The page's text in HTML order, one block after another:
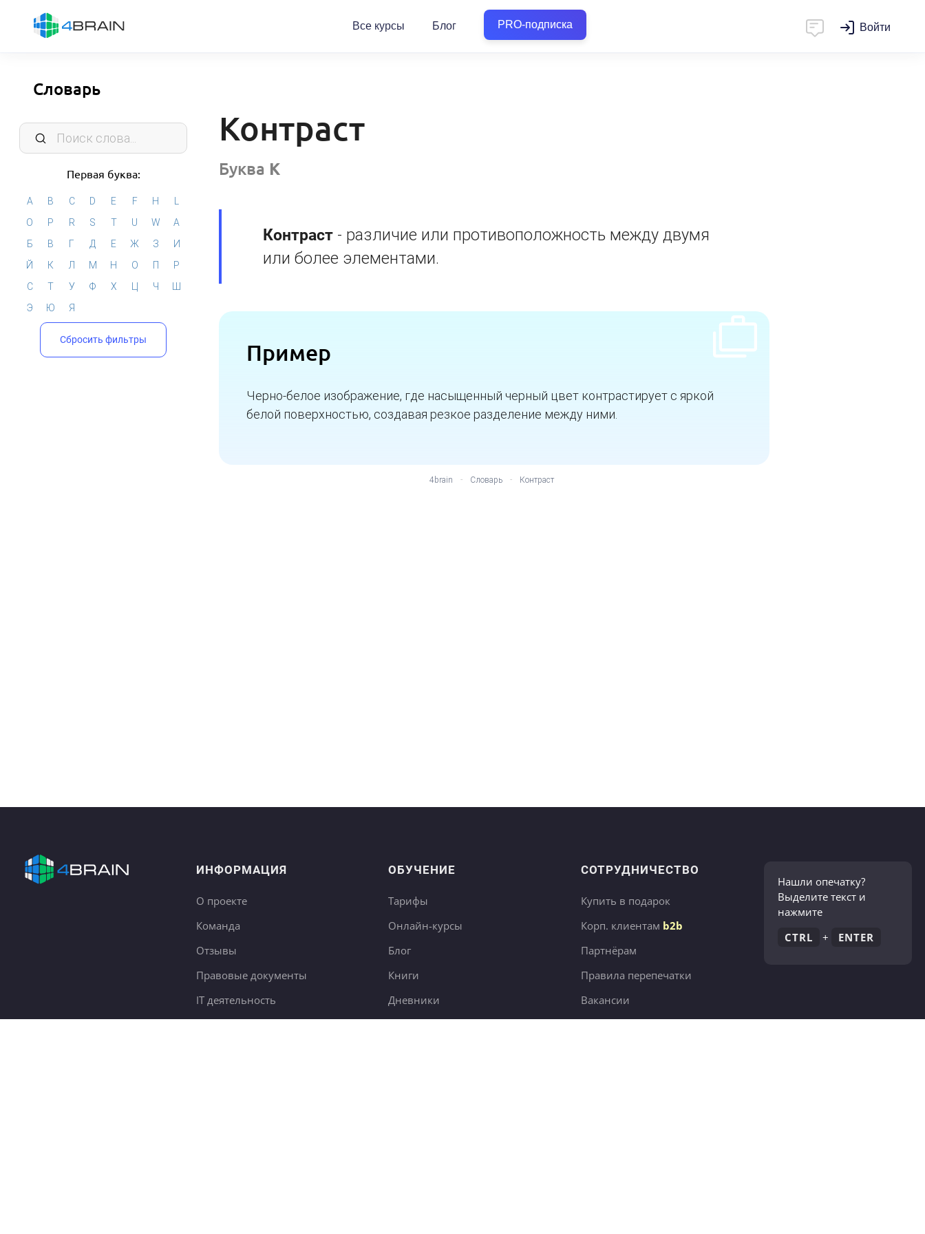
Все курсы Блог PRO-подписка Войти
Словарь
Первая буква:
A B C D E F H
L
O
P R S T U W
А
Б
В Г Д Е Ж З
И
Й
К Л М Н О П
Р
С
Т У Ф Х Ц Ч
Ш
Э
Ю Я
Сбросить фильтры
Контраст
Буква К
Контраст - различие или противоположность между двумя
или более элементами.
Пример
Черно-белое изображение, где насыщенный черный цвет контрастирует с яркой
белой поверхностью, создавая резкое разделение между ними.
4brain - Словарь - Контраст
ИНФОРМАЦИЯ
О проекте
Команда
Отзывы
Правовые документы
IT деятельность
ОБУЧЕНИЕ
Тарифы
Онлайн-курсы
Блог
Книги
Дневники
СОТРУДНИЧЕСТВО
Купить в подарок
Корп. клиентам b2b
Партнёрам
Правила перепечатки
Вакансии
Нашли опечатку?
Выделите текст и
нажмите
CTRL
+ ENTER